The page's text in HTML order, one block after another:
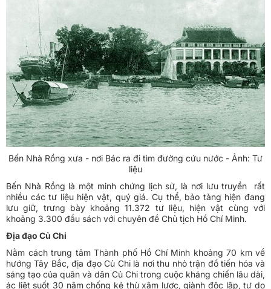
Bến Nhà Rồng xưa - nơi Bác ra đi tìm đường cứu nước - Ảnh: Tư
liệu
Bến Nhà Rồng là một minh chứng lịch sử, là nơi lưu truyền rất
nhiều các tư liệu hiện vật, quý giá. Cụ thể, bảo tàng hiện đang
lưu giữ, trưng bày khoảng 11.372 tư liệu, hiện vật cùng với
khoảng 3.300 đầu sách với chuyên đề Chủ tịch Hồ Chí Minh.
Địa đạo Củ Chi
Nằm cách trung tâm Thành phố Hồ Chí Minh khoảng 70 km về
hướng Tây Bắc, địa đạo Củ Chi là nơi thu nhỏ trận đồ tiến hóa và
sáng tạo của quân và dân Củ Chi trong cuộc kháng chiến lâu dài,
ác liệt suốt 30 năm chống kẻ thù xâm lược, giành độc lập, tự do